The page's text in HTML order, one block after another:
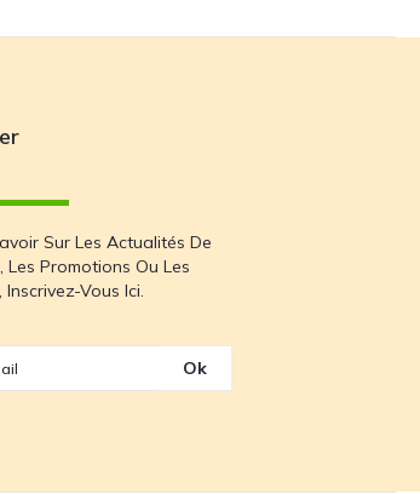
Sur Les Actualités De
Les Promotions Ou Les
Inscrivez-Vous Ici.
Ok